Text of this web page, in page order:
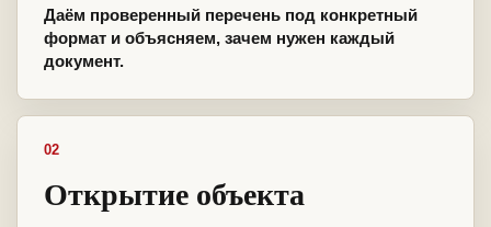
Даём проверенный перечень под конкретный
формат и объясняем, зачем нужен каждый
документ.
02
Открытие объекта